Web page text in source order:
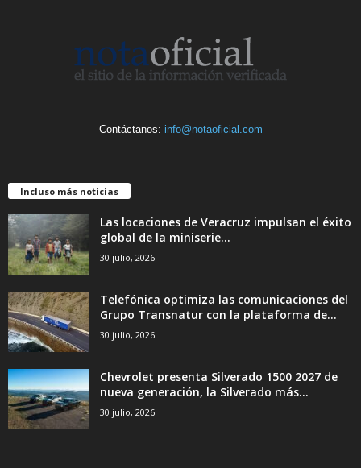
Contáctanos: info@notaoficial.com
Incluso más noticias
Las locaciones de Veracruz impulsan el éxito
global de la miniserie...
30 julio, 2026
Telefónica optimiza las comunicaciones del
Grupo Transnatur con la plataforma de...
30 julio, 2026
Chevrolet presenta Silverado 1500 2027 de
nueva generación, la Silverado más...
30 julio, 2026